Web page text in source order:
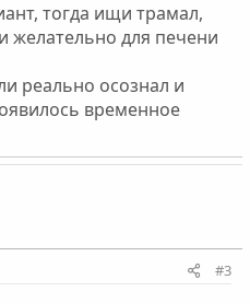
тогда ищи трамал,
желательно для печени
реально осознал и
временное
#3